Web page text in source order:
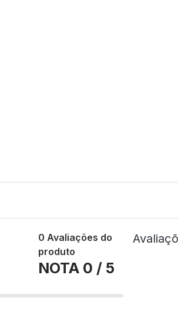
0 Avaliações do
produto
NOTA 0 / 5